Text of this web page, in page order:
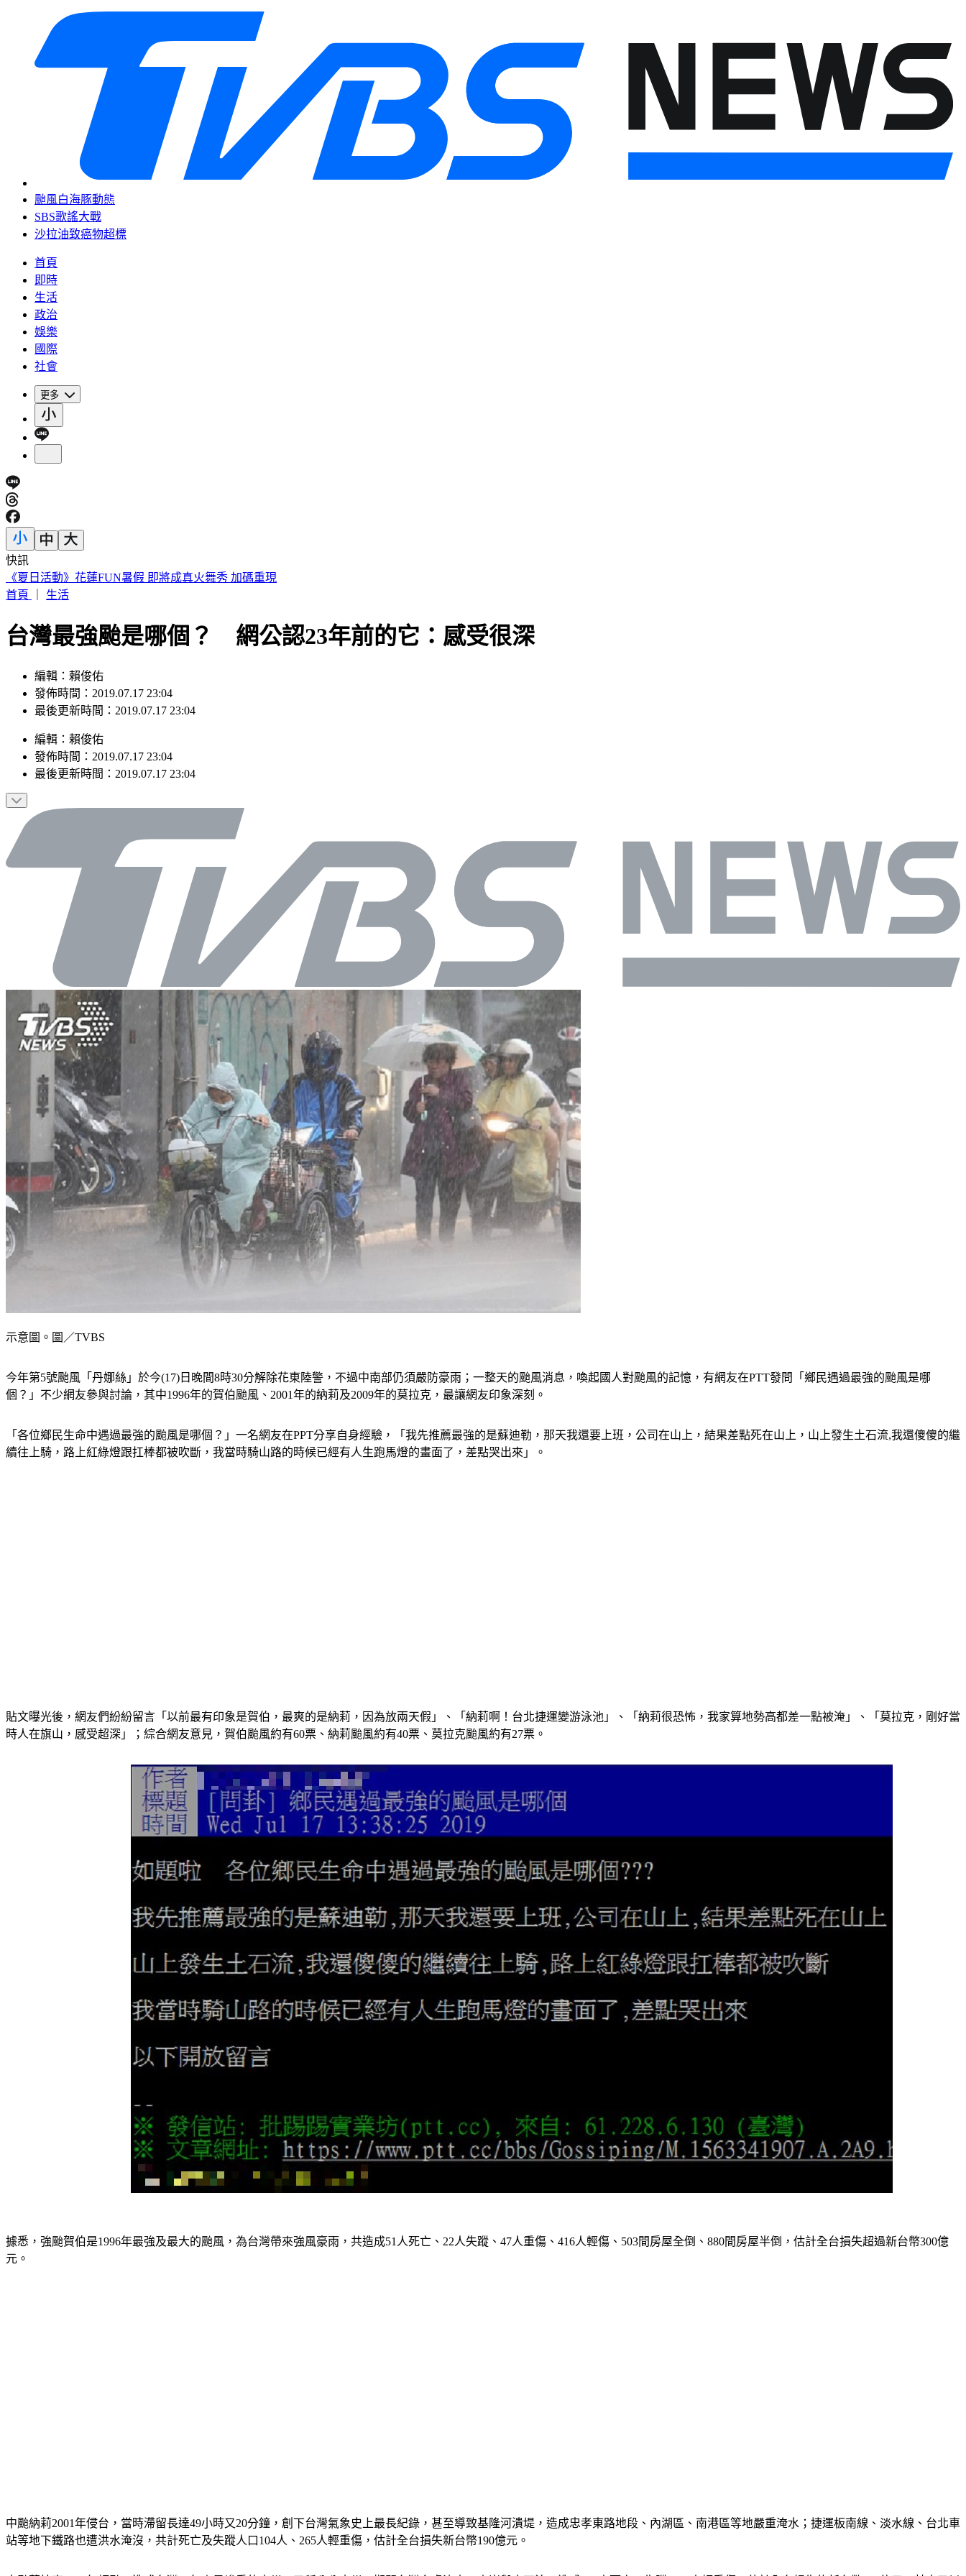
颱風白海豚動態
SBS歌謠大戰
沙拉油致癌物超標
首頁
即時
生活
政治
娛樂
國際
社會
更多
快訊
188萬《龍藏經》賣掉了！大戶不甩7折 店員爆「付現買原價」
首頁
生活
台灣最強颱是哪個？ 網公認23年前的它：感受很深
編輯：賴俊佑
發佈時間：2019.07.17 23:04
最後更新時間：2019.07.17 23:04
編輯 ： 賴俊佑
發佈時間： 2019.07.17 23:04
最後更新時間： 2019.07.17 23:04
示意圖。圖／TVBS
今年第5號颱風「丹娜絲」於今(17)日晚間8時30分解除花東陸警，不過中南部仍須嚴防豪雨；一整天的颱風消息，喚起國人對颱風的記憶，有網友在PTT發問「鄉民遇過最強的颱風是哪
個？」不少網友參與討論，其中1996年的賀伯颱風、2001年的納莉及2009年的莫拉克，最讓網友印象深刻。
「各位鄉民生命中遇過最強的颱風是哪個？」一名網友在PPT分享自身經驗，「我先推薦最強的是蘇迪勒，那天我還要上班，公司在山上，結果差點死在山上，山上發生土石流,我還傻傻的繼
續往上騎，路上紅綠燈跟扛棒都被吹斷，我當時騎山路的時候已經有人生跑馬燈的畫面了，差點哭出來」。
貼文曝光後，網友們紛紛留言「以前最有印象是賀伯，最爽的是納莉，因為放兩天假」、「納莉啊！台北捷運變游泳池」、「納莉很恐怖，我家算地勢高都差一點被淹」、「莫拉克，剛好當
時人在旗山，感受超深」；綜合網友意見，賀伯颱風約有60票、納莉颱風約有40票、莫拉克颱風約有27票。
據悉，強颱賀伯是1996年最強及最大的颱風，為台灣帶來強風豪雨，共造成51人死亡、22人失蹤、47人重傷、416人輕傷、503間房屋全倒、880間房屋半倒，估計全台損失超過新台幣300億
元。
中颱納莉2001年侵台，當時滯留長達49小時又20分鐘，創下台灣氣象史上最長紀錄，甚至導致基隆河潰堤，造成忠孝東路地段、內湖區、南港區等地嚴重淹水；捷運板南線、淡水線、台北車
站等地下鐵路也遭洪水淹沒，共計死亡及失蹤人口104人、265人輕重傷，估計全台損失新台幣190億元。